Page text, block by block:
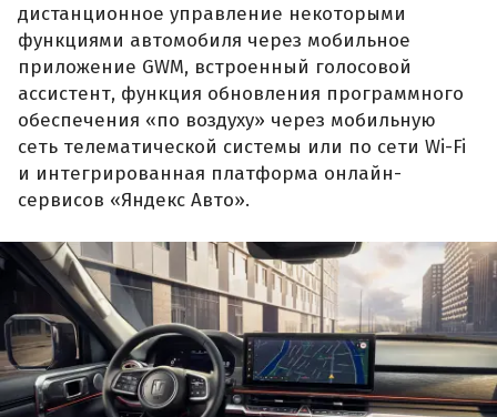
дистанционное управление некоторыми
функциями автомобиля через мобильное
приложение GWM, встроенный голосовой
ассистент, функция обновления программного
обеспечения «по воздуху» через мобильную
сеть телематической системы или по сети Wi-Fi
и интегрированная платформа онлайн-
сервисов «Яндекс Авто».